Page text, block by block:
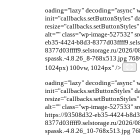
oading="lazy" decoding="async"
init="callbacks.setButtonStyles"
alt="" class="wp-image-527532"
eb35-4424-b8d3-
8377d03ffff9.selstorage.ru/2026/
spassk.-4.8.26_8-768x513.jpg
1024px) 100vw, 1024px" />
oading="lazy" decoding="async"
init="callbacks.setButtonStyles"
alt="" class="wp-image-527533"
https://93508d32-eb35-4424-
8377d03ffff9.selstorage.ru/2026/
spassk.-4.8.26_10-768x513.jpg